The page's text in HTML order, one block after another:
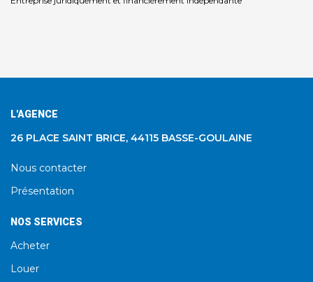
L'AGENCE
26 PLACE SAINT BRICE, 44115 BASSE-GOULAINE
Nous contacter
Présentation
NOS SERVICES
Acheter
Louer